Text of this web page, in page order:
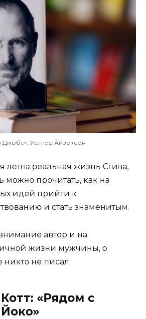
Джобс», Уолтер Айзексон
легла реальная жизнь Стива,
можно прочитать, как на
идей прийти к
и стать знаменитым.
автор и на
жизни мужчины, о
не писал.
«Рядом с